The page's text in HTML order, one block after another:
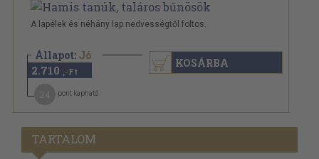
A lapélek és néhány lap nedvességtől foltos.
Állapot: Jó
2.710 ,-Ft
pont kapható
KOSÁRBA
TARTALOM